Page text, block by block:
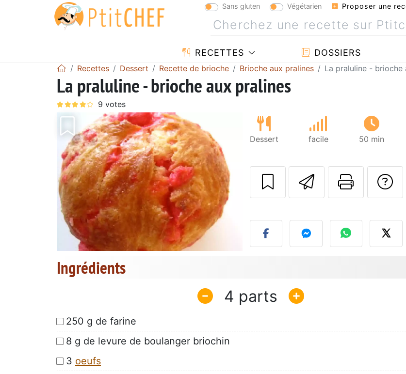
Sans gluten Végétarien Proposer une
RECETTES DOSSIERS
Recettes Dessert Recette de brioche Brioche aux pralines La praluline - brioche
La praluline - brioche aux pralines
Dessert facile 50 min
Envoyer
Ingrédients
4
250 g de farine
8 g de levure de boulanger briochin
3 oeufs